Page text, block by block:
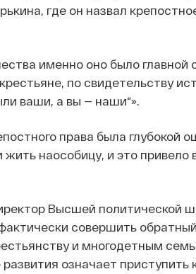
где он назвал
именно оно было
по свидетельству
ваши, а вы — наши“».
права была глубокой
наособицу, и это
Высшей политической
совершить
и многодетным
означает